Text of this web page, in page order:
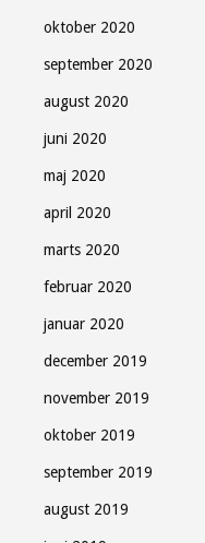
oktober 2020
september 2020
august 2020
juni 2020
maj 2020
april 2020
marts 2020
februar 2020
januar 2020
december 2019
november 2019
oktober 2019
september 2019
august 2019